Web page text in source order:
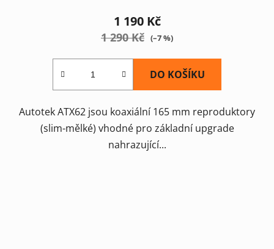
1 190 Kč
1 290 Kč (–7 %)
DO KOŠÍKU
Autotek ATX62 jsou koaxiální 165 mm reproduktory
(slim-mělké) vhodné pro základní upgrade
nahrazující...